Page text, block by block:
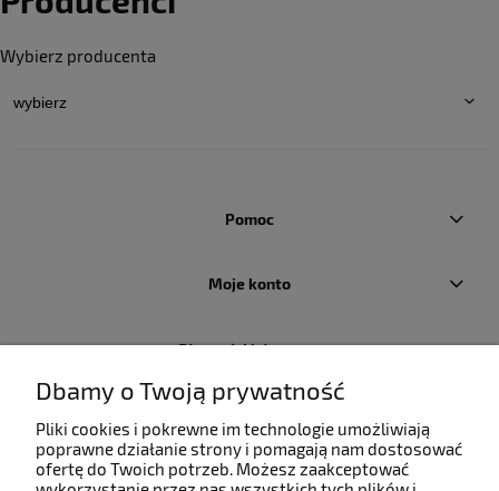
Wybierz producenta
Pomoc
Moje konto
Płatności i dostawa
O nas
Dbamy o Twoją prywatność
Pliki cookies i pokrewne im technologie umożliwiają
poprawne działanie strony i pomagają nam dostosować
ofertę do Twoich potrzeb. Możesz zaakceptować